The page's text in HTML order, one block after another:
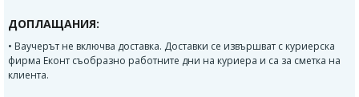
ДОПЛАЩАНИЯ:
• Ваучерът не включва доставка. Доставки се извършват с куриерска
фирма Еконт съобразно работните дни на куриера и са за сметка на
клиента.